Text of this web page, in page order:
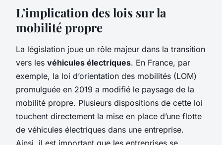
L’implication des lois sur la
mobilité propre
La législation joue un rôle majeur dans la transition
vers les véhicules électriques. En France, par
exemple, la loi d’orientation des mobilités (LOM)
promulguée en 2019 a modifié le paysage de la
mobilité propre. Plusieurs dispositions de cette loi
touchent directement la mise en place d’une flotte
de véhicules électriques dans une entreprise.
Ainsi, il est important que les entreprises se